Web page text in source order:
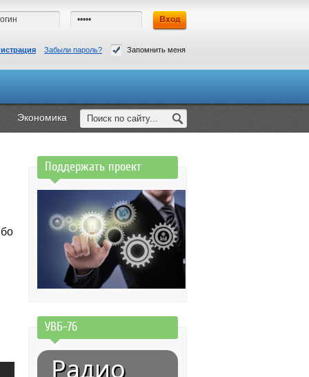
Забыли пароль? Запомнить меня
Экономика
Поддержать проект
УВБ-76
Радио